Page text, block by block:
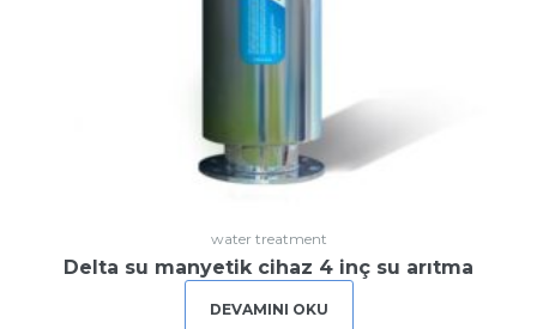
water treatment
Delta su manyetik cihaz 4 inç su arıtma
DEVAMINI OKU